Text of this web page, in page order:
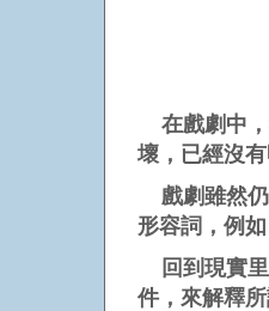
在戲劇中，
壞，已經沒
戲劇雖然仍
形容詞，例
回到現實里
件，來解釋